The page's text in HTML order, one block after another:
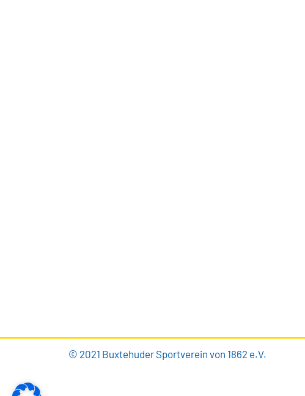
© 2021 Buxtehuder Sportverein von 1862 e.V.